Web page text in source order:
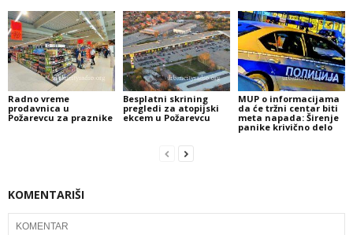
Radno vreme
prodavnica u
Požarevcu za praznike
Besplatni skrining
pregledi za atopijski
ekcem u Požarevcu
MUP o informacijama
da će tržni centar biti
meta napada: Širenje
panike krivično delo
KOMENTARIŠI